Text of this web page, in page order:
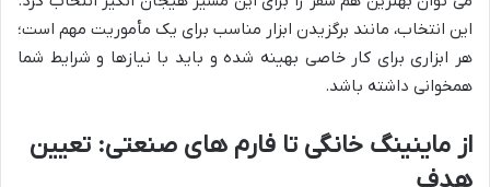
این انتخاب، مانند برگزیدن ابزار مناسب برای یک مأموریت مهم است؛
هر ابزاری برای کار خاصی بهینه شده و باید با نیازها و شرایط شما
همخوانی داشته باشد.
از ماینینگ خانگی تا فارم های صنعتی: تعیین